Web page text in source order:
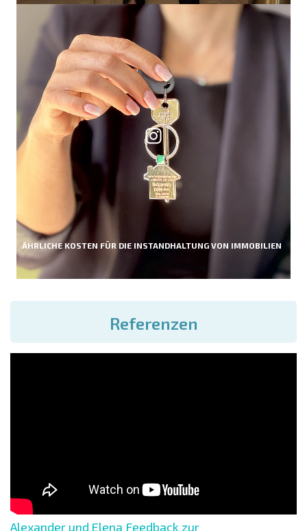
ÄHRLICHE KOSTEN FÜR DIE INSTANDHALTUNG VON IMMOBILIEN
Referenzen
Alexander und Elena Feedback zur